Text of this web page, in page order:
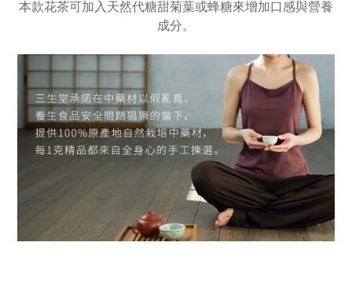
本款花茶可加入天然代糖甜菊葉或蜂糖來增加口感與營養
成分。